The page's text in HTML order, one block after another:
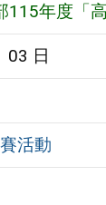
115年度「
03 日
活動